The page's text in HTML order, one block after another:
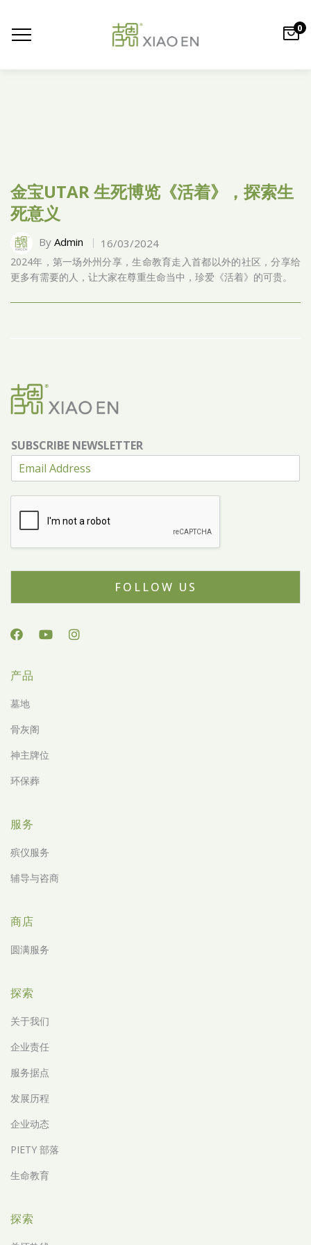
0
金宝UTAR 生死博览《活着》，探索生
死意义
By Admin 16/03/2024
2024年，第一场外州分享，生命教育走入首都以外的社区，分享给
更多有需要的人，让大家在尊重生命当中，珍爱《活着》的可贵。
SUBSCRIBE NEWSLETTER
FOLLOW US
产品
墓地
骨灰阁
神主牌位
环保葬
服务
殡仪服务
辅导与咨商
商店
圆满服务
探索
关于我们
企业责任
服务据点
发展历程
企业动态
PIETY 部落
生命教育
探索